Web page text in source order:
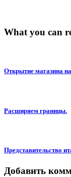
What you can
Открытие магазина
Расширяем границы.
Представительство
Добавить